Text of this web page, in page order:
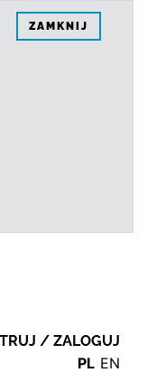
ZAMKNIJ
/ ZALOGUJ
PL EN